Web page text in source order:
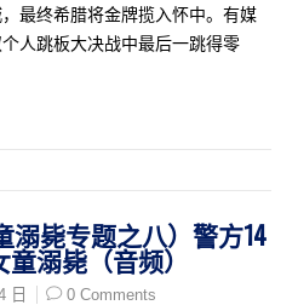
最终希腊将金牌揽入怀中。有媒
人跳板大决战中最后一跳得零
溺毙专题之八）警方14
溺毙（音频）
日 0 Comments